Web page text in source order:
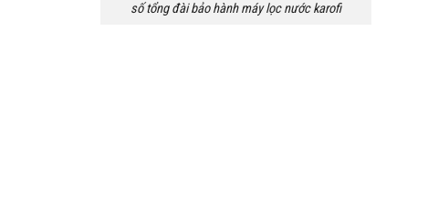
số tổng đài bảo hành máy lọc nước karofi